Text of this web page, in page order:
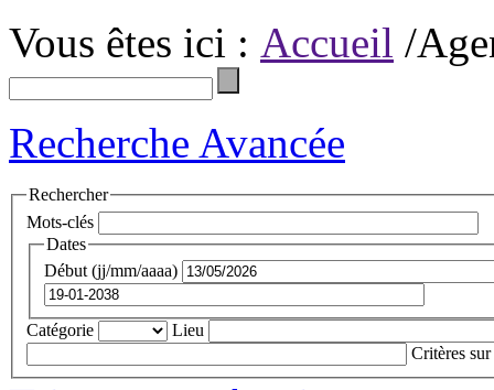
Vous êtes ici : Accueil /
Recherche Avancée
Rechercher
Mots-clés
Dates
Début (jj/mm/aaaa)
Catégorie
Lieu
Critères sur